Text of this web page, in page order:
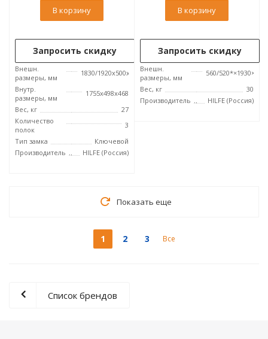
В корзину
Запросить скидку
Внешн.
размеры, мм
1830/1920x500x500
Внутр.
размеры, мм
1755x498x468
Вес, кг
27
Количество
полок
3
Тип замка
Ключевой
Производитель
HILFE (Россия)
В корзину
Запросить скидку
Внешн.
размеры, мм
560/520*×1930×690
Вес, кг
30
Производитель
HILFE (Россия)
Показать еще
1 2 3 Все
Список брендов